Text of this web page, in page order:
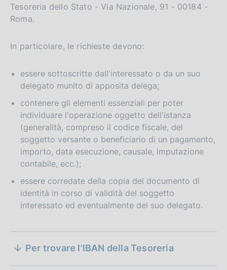
Tesoreria dello Stato - Via Nazionale, 91 - 00184 -
Roma.
In particolare, le richieste devono:
essere sottoscritte dall'interessato o da un suo
delegato munito di apposita delega;
contenere gli elementi essenziali per poter
individuare l'operazione oggetto dell'istanza
(generalità, compreso il codice fiscale, del
soggetto versante o beneficiario di un pagamento,
importo, data esecuzione, causale, imputazione
contabile, ecc.);
essere corredate della copia del documento di
identità in corso di validità del soggetto
interessato ed eventualmente del suo delegato.
S
Per trovare l'IBAN della Tesoreria